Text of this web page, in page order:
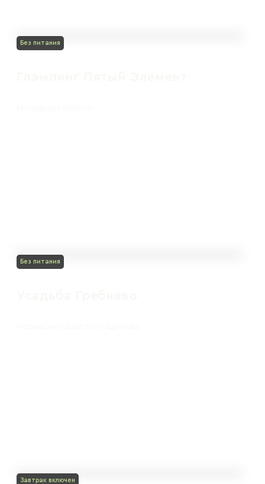
Без питания
Без питания
Завтрак включен